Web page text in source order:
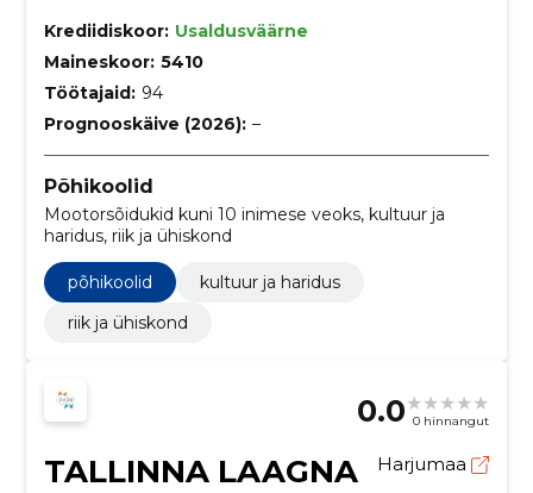
Krediidiskoor: Usaldusväärne
Maineskoor: 5410
Töötajaid: 94
Prognooskäive (2026): –
Põhikoolid
Mootorsõidukid kuni 10 inimese veoks, kultuur ja
haridus, riik ja ühiskond
põhikoolid
kultuur ja haridus
riik ja ühiskond
0.0 0 hinnangut
TALLINNA LAAGNA
Harjumaa